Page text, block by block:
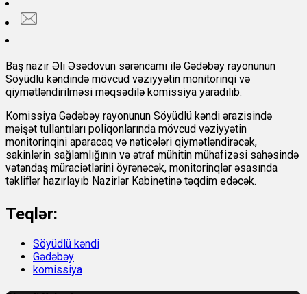
Baş nazir Əli Əsədovun sərəncamı ilə Gədəbəy rayonunun
Söyüdlü kəndində mövcud vəziyyətin monitorinqi və
qiymətləndirilməsi məqsədilə komissiya yaradılıb.
Komissiya Gədəbəy rayonunun Söyüdlü kəndi ərazisində
məişət tullantıları poliqonlarında mövcud vəziyyətin
monitorinqini aparacaq və nəticələri qiymətləndirəcək,
sakinlərin sağlamlığının və ətraf mühitin mühafizəsi sahəsində
vətəndaş müraciətlərini öyrənəcək, monitorinqlər əsasında
təkliflər hazırlayıb Nazirlər Kabinetinə təqdim edəcək.
Teqlər:
Söyüdlü kəndi
Gədəbəy
komissiya